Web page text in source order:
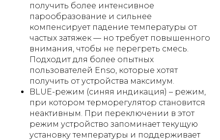
получить более интенсивное
парообразование и сильнее
компенсирует падение температуры от
частых затяжек — но требует повышенного
внимания, чтобы не перегреть смесь.
Подходит для более опытных
пользователей Enso, которые хотят
получить от устройства максимум.
BLUE-режим (синяя индикация) – режим,
при котором терморегулятор становится
неактивным. При переключении в этот
режим устройство запоминает текущую
установку температуры и поддерживает